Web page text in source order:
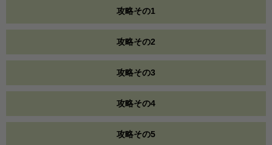
攻略その1
攻略その2
攻略その3
攻略その4
攻略その5